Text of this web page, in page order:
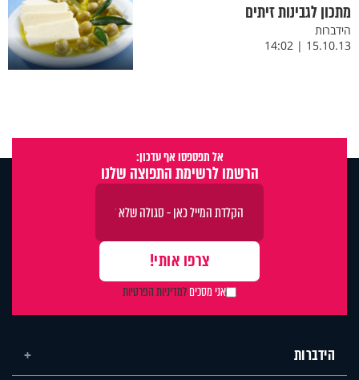
מתכון לגבינות זיתים
הידברות
15.10.13 | 14:02
אל תפספסו אף עדכון:
הרשמו לרשימת התפוצה שלנו
אני מסכיםלמדיניות הפרטיות
הידברות